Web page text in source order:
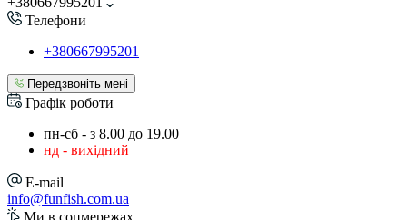
Телефони
+380667995201
Передзвоніть мені
Графік роботи
пн-сб - з 8.00 до 19.00
нд - вихідний
E-mail
info@funfish.com.ua
Ми в соцмережах